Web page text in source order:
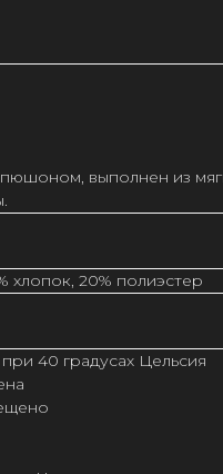
выполнен из
хлопок, 20% полиэстер
40 градусах Цельсия